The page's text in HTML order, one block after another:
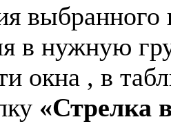
в нужную
окна , в
«Стрелка